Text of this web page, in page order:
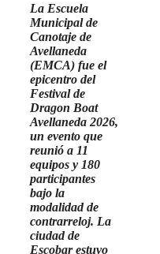
La Escuela
Municipal de
Canotaje de
Avellaneda
(EMCA) fue el
epicentro del
Festival de
Dragon Boat
Avellaneda 2026,
un evento que
reunió a 11
equipos y 180
participantes
bajo la
modalidad de
contrarreloj. La
ciudad de
Escobar estuvo